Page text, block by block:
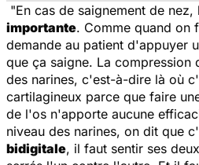
"En cas de saignement de nez,
importante. Comme quand on
demande au patient d'appuyer
que ça saigne. La compression
des narines, c'est-à-dire là où
cartilagineux parce que faire
de l'os n'apporte aucune
niveau des narines, on dit que
bidigitale, il faut sentir ses